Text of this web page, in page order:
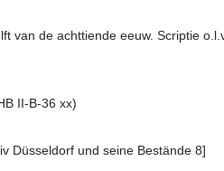
de achttiende eeuw. Scriptie
II-B-36 xx)
Düsseldorf und seine Bestände 8]